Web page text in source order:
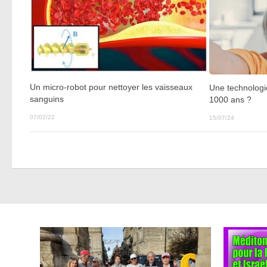
Un micro-robot pour nettoyer les vaisseaux
sanguins
07/02/22
Une
1000 ans ?
15/07/24